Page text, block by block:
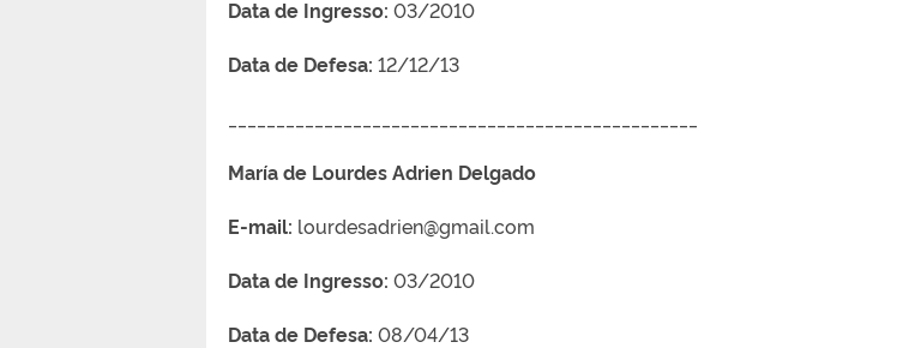
Data de Ingresso: 03/2010
Data de Defesa: 12/12/13
María de Lourdes Adrien Delgado
E-mail: lourdesadrien@gmail.com
Data de Ingresso: 03/2010
Data de Defesa: 08/04/13